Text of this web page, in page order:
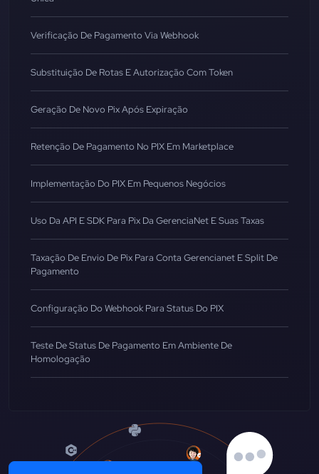
Verificação De Pagamento Via Webhook
Substituição De Rotas E Autorização Com Token
Geração De Novo Pix Após Expiração
Retenção De Pagamento No PIX Em Marketplace
Implementação Do PIX Em Pequenos Negócios
Uso Da API E SDK Para Pix Da GerenciaNet E Suas Taxas
Taxação De Envio De Pix Para Conta Gerencianet E Split De
Pagamento
Configuração Do Webhook Para Status Do PIX
Teste De Status De Pagamento Em Ambiente De
Homologação